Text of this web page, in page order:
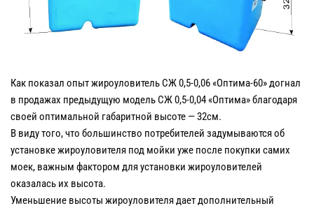
Как показал опыт жироуловитель СЖ 0,5-0,06 «Оптима-60» догнал
в продажах предыдущую модель СЖ 0,5-0,04 «Оптима» благодаря
своей оптимальной габаритной высоте — 32см.
В виду того, что большинство потребителей задумываются об
установке жироуловителя под мойки уже после покупки самих
моек, важным фактором для установки жироуловителей
оказалась их высота.
Уменьшение высоты жироуловителя дает дополнительный